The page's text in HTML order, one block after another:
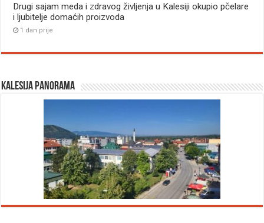
Drugi sajam meda i zdravog življenja u Kalesiji okupio pčelare
i ljubitelje domaćih proizvoda
1 dan prije
Kalesija panorama